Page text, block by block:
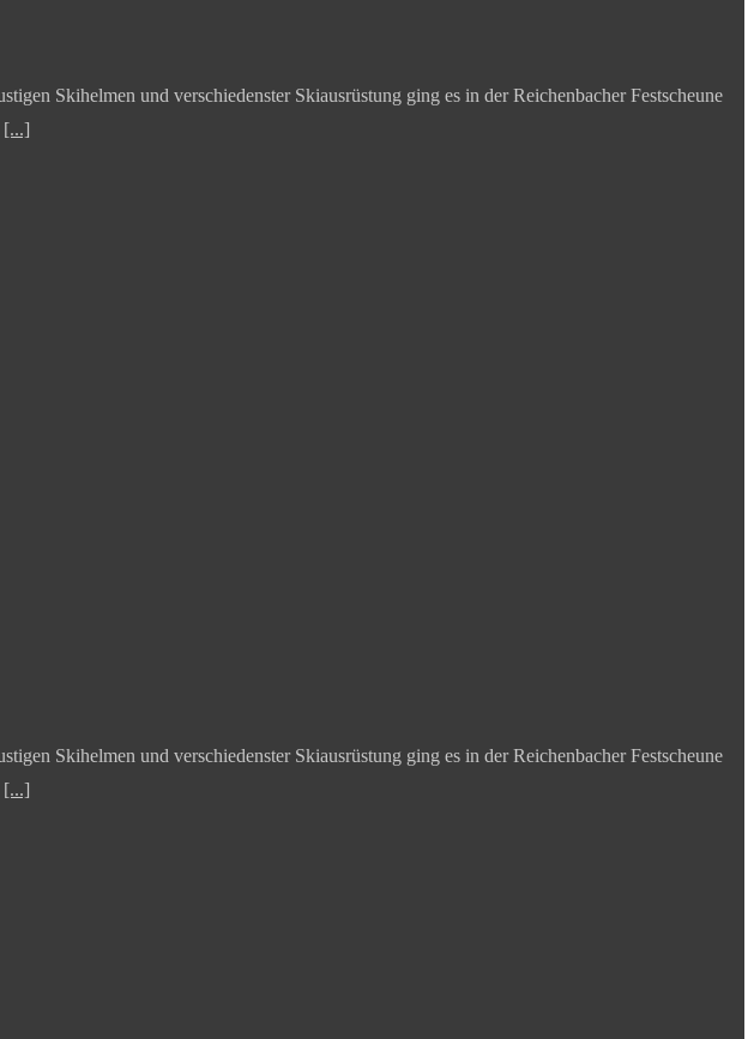
Skihelmen und verschiedenster Skiausrüstung ging es in der Reichenbacher Festscheune
[...]
Skihelmen und verschiedenster Skiausrüstung ging es in der Reichenbacher Festscheune
[...]